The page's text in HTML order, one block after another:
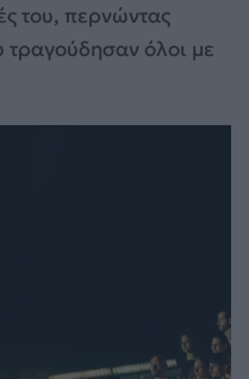
του, περνώντας
όλοι με